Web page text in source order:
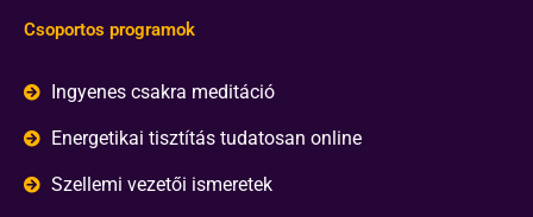
Csoportos programok
Ingyenes csakra meditáció
Energetikai tisztítás tudatosan online
Szellemi vezetői ismeretek